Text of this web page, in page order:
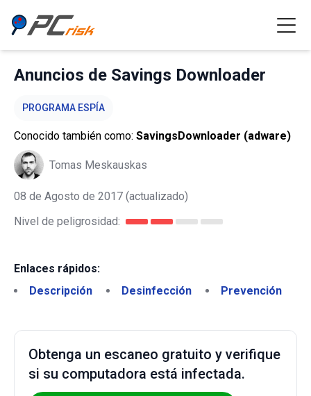
Anuncios de Savings Downloader
PROGRAMA ESPÍA
Conocido también como: SavingsDownloader (adware)
Tomas Meskauskas
08 de Agosto de 2017 (actualizado)
Nivel de peligrosidad:
Enlaces rápidos:
Descripción
Desinfección Prevención
Obtenga un escaneo gratuito y verifique
si su computadora está infectada.